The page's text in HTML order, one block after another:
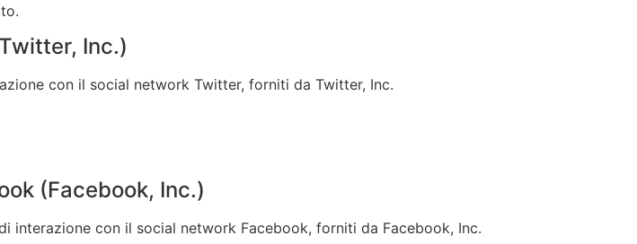
Inc.)
con il social network Twitter, forniti da Twitter, Inc.
(Facebook, Inc.)
interazione con il social network Facebook, forniti da Facebook, Inc.